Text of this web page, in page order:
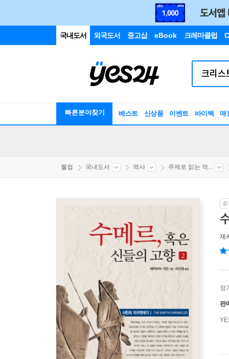
국내도서 외국도서 중고샵 eBook 크레마클럽
빠른분야찾기 베스트 신상품 이벤트 바이백 매
웰컴 국내도서 역사 주제로 읽는 역...
제
정
판